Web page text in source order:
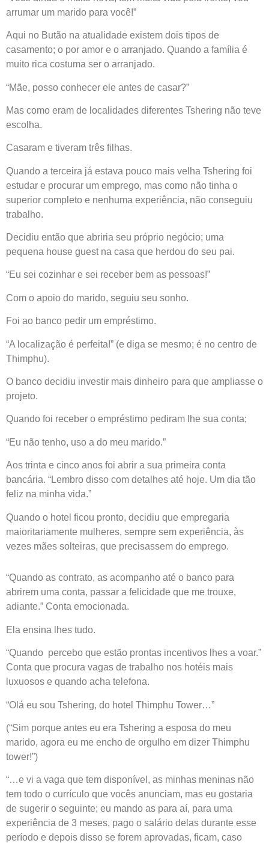
arrumar um marido para você!”
Aqui no Butão na atualidade existem dois tipos de
casamento; o por amor e o arranjado. Quando a família é
muito rica costuma ser o arranjado.
“Mãe, posso conhecer ele antes de casar?”
Mas como eram de localidades diferentes Tshering não teve
escolha.
Casaram e tiveram três filhas.
Quando a terceira já estava pouco mais velha Tshering foi
estudar e procurar um emprego, mas como não tinha o
superior completo e nenhuma experiência, não conseguiu
trabalho.
Decidiu então que abriria seu próprio negócio; uma
pequena house guest na casa que herdou do seu pai.
“Eu sei cozinhar e sei receber bem as pessoas!”
Com o apoio do marido, seguiu seu sonho.
Foi ao banco pedir um empréstimo.
“A localização é perfeita!” (e diga se mesmo; é no centro de
Thimphu).
O banco decidiu investir mais dinheiro para que ampliasse o
projeto.
Quando foi receber o empréstimo pediram lhe sua conta;
“Eu não tenho, uso a do meu marido.”
Aos trinta e cinco anos foi abrir a sua primeira conta
bancária. “Lembro disso com detalhes até hoje. Um dia tão
feliz na minha vida.”
Quando o hotel ficou pronto, decidiu que empregaria
maioritariamente mulheres, sempre sem experiência, às
vezes mães solteiras, que precisassem do emprego.
“Quando as contrato, as acompanho até o banco para
abrirem uma conta, passar a felicidade que me trouxe,
adiante.” Conta emocionada.
Ela ensina lhes tudo.
“Quando percebo que estão prontas incentivos lhes a voar.”
Conta que procura vagas de trabalho nos hotéis mais
luxuosos e quando acha telefona.
“Olá eu sou Tshering, do hotel Thimphu Tower…”
(“Sim porque antes eu era Tshering a esposa do meu
marido, agora eu me encho de orgulho em dizer Thimphu
tower!”)
“…e vi a vaga que tem disponível, as minhas meninas não
tem todo o currículo que vocês anunciam, mas eu gostaria
de sugerir o seguinte; eu mando as para aí, para uma
experiência de 3 meses, pago o salário delas durante esse
período e depois disso se forem aprovadas, ficam, caso